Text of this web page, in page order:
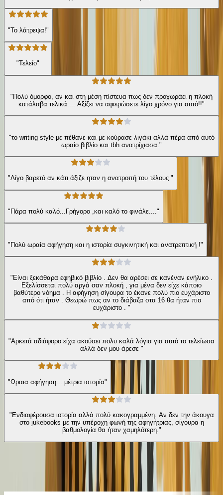
"Το λάτρεψα!"
"Τελείο"
"Πολύ όμορφο, αν και στη μέση πίστευα πως δεν προχωράει η πλοκή
κατάλαβα τελικά.... Αξίζει να αφιερώσετε λίγο χρόνο για αυτό!!"
"το writing style με πέθανε και με κούρασε λιγάκι αλλά πέρα από αυτό
ωραίο βιβλίο και tbh ανατρίχιασα."
"Λίγο βαρετό αν κάτι άξιζε ηταν η ανατροπή του τέλους "
"Πάρα πολύ καλό...Γρήγορο ,και καλό το φινάλε...."
"Πολύ ωραία αφήγηση και η ιστορία συγκινητική και ανατρεπτική !"
"Είναι ξεκάθαρα εφηβικό βιβλίο . Δεν θα αρέσει σε κανέναν ενήλικο .
Εξελίσσεται πολύ αργά σαν πλοκή , για μένα δεν είχε κάποιο
βαθύτερο νόημα . Η αφήγηση σίγουρα το έκανε πολύ πιο ευχάριστο
από ότι ήταν . Θεωρώ πως αν το διάβαζα στα 16 θα ήταν πιο
ευχάριστο . "
"Αρκετά αδιάφορο είχα ακούσει πολυ καλά λόγια για αυτό το τελείωσα
αλλά δεν μου άρεσε "
"Ωραια αφήγηση... μέτρια ιστορία"
"Ενδιαφέρουσα ιστορία αλλά πολύ κακογραμμένη. Αν δεν την άκουγα
στο jukebooks με την υπέροχη φωνή της αφηγήτριας, σίγουρα η
βαθμολογία θα ήταν χαμηλότερη."
Ίδιος Αφηγητής